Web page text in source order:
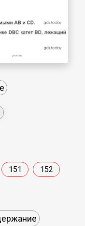
151 152